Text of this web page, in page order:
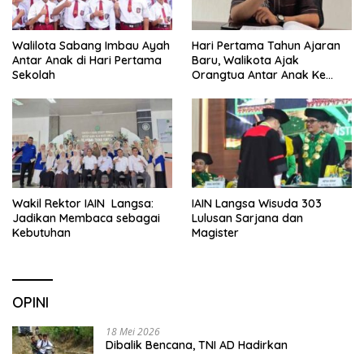
Walilota Sabang Imbau Ayah
Antar Anak di Hari Pertama
Sekolah
Hari Pertama Tahun Ajaran
Baru, Walikota Ajak
Orangtua Antar Anak Ke
Wakil Rektor IAIN Langsa:
Jadikan Membaca sebagai
Kebutuhan
IAIN Langsa Wisuda 303
Lulusan Sarjana dan
Magister
OPINI
18 Mei 2026
Dibalik Bencana, TNI AD Hadirkan